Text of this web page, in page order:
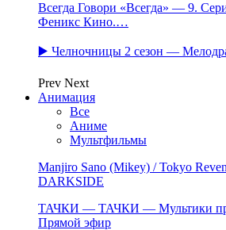
Всегда Говори «Всегда» — 9.
Феникс Кино.…
▶️ Челночницы 2 сезон —
Prev Next
Анимация
Все
Аниме
Мультфильмы
Manjiro Sano (Mikey) / Tokyo
DARKSIDE
ТАЧКИ — ТАЧКИ — Мультики
Прямой эфир